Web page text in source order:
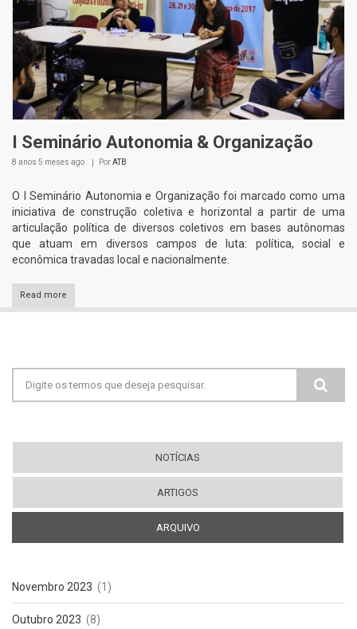
I Seminário Autonomia & Organização
8 anos 5 meses ago PorATB
O I Seminário Autonomia e Organização foi marcado como uma
iniciativa de construção coletiva e horizontal a partir de uma
articulação política de diversos coletivos em bases autônomas
que atuam em diversos campos de luta: política, social e
econômica travadas local e nacionalmente.
Read more
Formulário de busca
NOTÍCIAS
ARTIGOS
ARQUIVO
Novembro 2023 (1)
Outubro 2023 (8)